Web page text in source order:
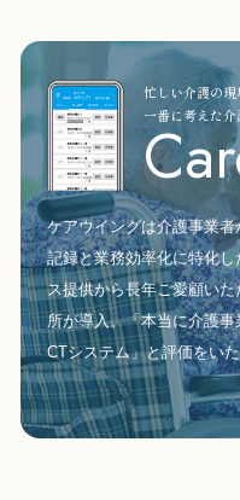
忙しい介護の
一番に考えた介
ケアウイングは介護事業
記録と業務効率化に特化
ス提供から長年ご愛顧い
所が導入。「本当に介護
CTシステム」と評価をいた